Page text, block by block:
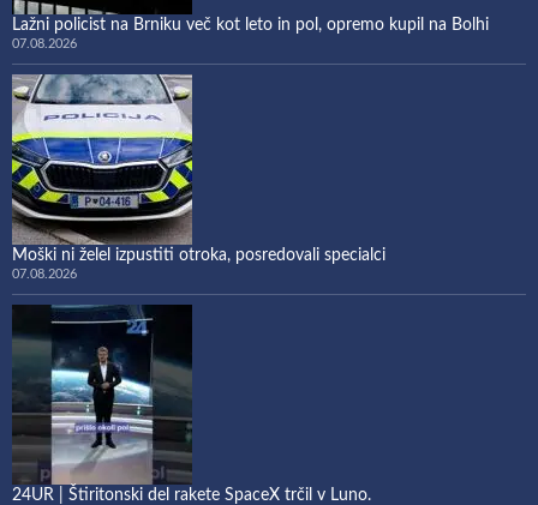
Lažni policist na Brniku več kot leto in pol, opremo kupil na Bolhi
07.08.2026
Moški ni želel izpustiti otroka, posredovali specialci
07.08.2026
24UR | Štiritonski del rakete SpaceX trčil v Luno.